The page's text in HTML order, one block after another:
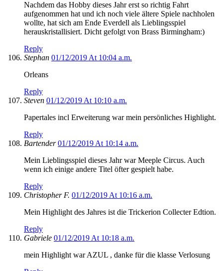
Nachdem das Hobby dieses Jahr erst so richtig Fahrt
aufgenommen hat und ich noch viele ältere Spiele nachholen
wollte, hat sich am Ende Everdell als Lieblingsspiel
herauskristallisiert. Dicht gefolgt von Brass Birmingham:)
Reply
Stephan 01/12/2019 At 10:04 a.m.
Orleans
Reply
Steven 01/12/2019 At 10:10 a.m.
Papertales incl Erweiterung war mein persönliches Highlight.
Reply
Bartender 01/12/2019 At 10:14 a.m.
Mein Lieblingsspiel dieses Jahr war Meeple Circus. Auch
wenn ich einige andere Titel öfter gespielt habe.
Reply
Christopher F. 01/12/2019 At 10:16 a.m.
Mein Highlight des Jahres ist die Trickerion Collecter Edtion.
Reply
Gabriele 01/12/2019 At 10:18 a.m.
mein Highlight war AZUL , danke für die klasse Verlosung